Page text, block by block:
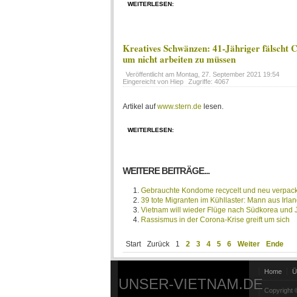
WEITERLESEN:
Kreatives Schwänzen: 41-Jähriger fälscht
um nicht arbeiten zu müssen
Veröffentlicht am Montag, 27. September 2021 19:54
Eingereicht von Hiep
Zugriffe: 4067
Artikel aufwww.stern.de lesen.
WEITERLESEN:
WEITERE BEITRÄGE...
Gebrauchte Kondome recycelt und neu
39 tote Migranten im Kühllaster: Mann aus
Vietnam will wieder Flüge nach Südkorea und
Rassismus in der Corona-Krise greift um sich
Start Zurück 1 2 3 4 5 6 Weiter Ende
UNSER-VIETNAM.DE
Home
Copyright